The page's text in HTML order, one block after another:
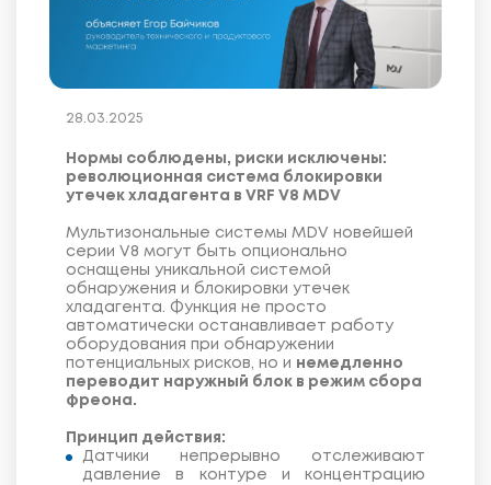
28.03.2025
Нормы соблюдены, риски исключены:
революционная система блокировки
утечек хладагента в VRF V8 MDV
Мультизональные системы MDV новейшей
серии V8 могут быть опционально
оснащены уникальной системой
обнаружения и блокировки утечек
хладагента. Функция не просто
автоматически останавливает работу
оборудования при обнаружении
потенциальных рисков, но и немедленно
переводит наружный блок в режим сбора
фреона.
Принцип действия:
Датчики непрерывно отслеживают
давление в контуре и концентрацию